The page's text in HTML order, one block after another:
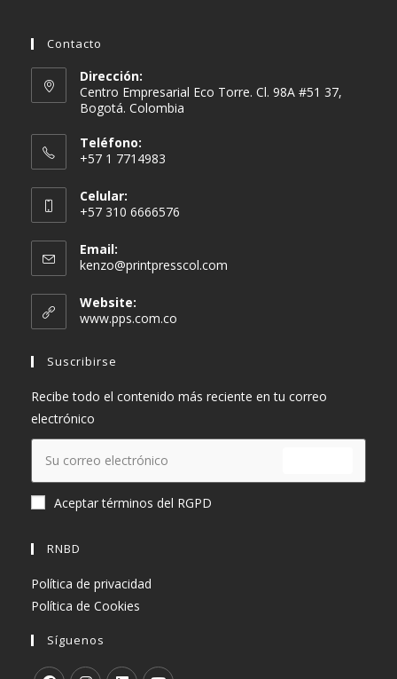
Contacto
Dirección:
Centro Empresarial Eco Torre. Cl. 98A #51 37,
Bogotá. Colombia
Teléfono:
+57 1 7714983
Celular:
+57 310 6666576
Email:
kenzo@printpresscol.com
Website:
www.pps.com.co
Suscribirse
Recibe todo el contenido más reciente en tu correo
electrónico
Aceptar términos del RGPD
RNBD
Política de privacidad
Política de Cookies
Síguenos